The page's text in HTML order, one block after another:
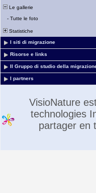
Le gallerie
- Tutte le foto
Statistiche
I siti di migrazione
Risorse e links
Il Gruppo di studio della
I partners
VisioNature
technologies
partager en